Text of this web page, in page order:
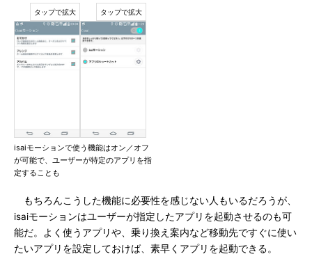
isaiモーションで使う機能はオン／オフ
が可能で、ユーザーが特定のアプリを指
定することも
もちろんこうした機能に必要性を感じない人もいるだろうが、
isaiモーションはユーザーが指定したアプリを起動させるのも可
能だ。よく使うアプリや、乗り換え案内など移動先ですぐに使い
たいアプリを設定しておけば、素早くアプリを起動できる。